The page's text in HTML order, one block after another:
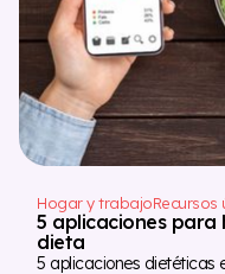
Hogar y trabajoRecursos
5 aplicaciones para
dieta
5 aplicaciones dietéticas